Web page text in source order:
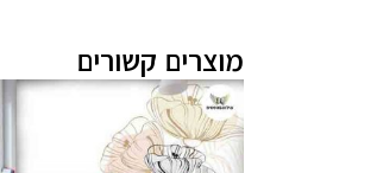
מוצרים קשורים